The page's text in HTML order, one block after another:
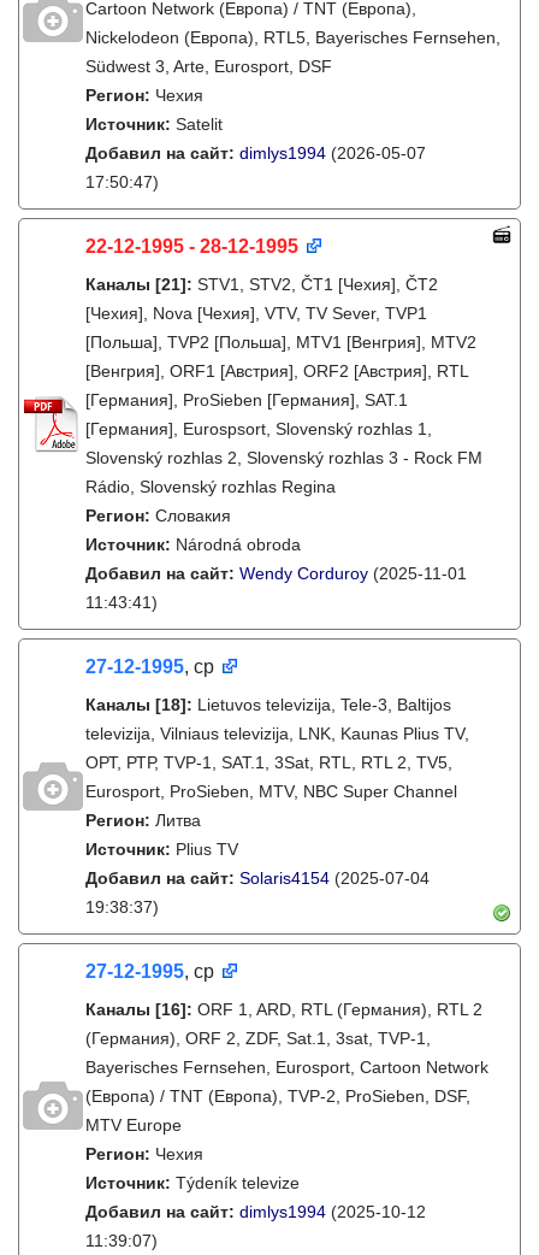
Cartoon Network (Европа) / TNT (Европа),
Nickelodeon (Европа), RTL5, Bayerisches Fernsehen,
Südwest 3, Arte, Eurosport, DSF
Регион: Чехия
Источник: Satelit
Добавил на сайт: dimlys1994 (2026-05-07
17:50:47)
22-12-1995 - 28-12-1995
Каналы [21]: STV1, STV2, ČT1 [Чехия], ČT2
[Чехия], Nova [Чехия], VTV, TV Sever, TVP1
[Польша], TVP2 [Польша], MTV1 [Венгрия], MTV2
[Венгрия], ORF1 [Австрия], ORF2 [Австрия], RTL
[Германия], ProSieben [Германия], SAT.1
[Германия], Eurospsort, Slovenský rozhlas 1,
Slovenský rozhlas 2, Slovenský rozhlas 3 - Rock FM
Rádio, Slovenský rozhlas Regina
Регион: Словакия
Источник: Národná obroda
Добавил на сайт: Wendy Corduroy (2025-11-01
11:43:41)
27-12-1995, ср
Каналы [18]: Lietuvos televizija, Tele-3, Baltijos
televizija, Vilniaus televizija, LNK, Kaunas Plius TV,
ОРТ, РТР, TVP-1, SAT.1, 3Sat, RTL, RTL 2, TV5,
Eurosport, ProSieben, MTV, NBC Super Channel
Регион: Литва
Источник: Plius TV
Добавил на сайт: Solaris4154 (2025-07-04
19:38:37)
27-12-1995, ср
Каналы [16]: ORF 1, ARD, RTL (Германия), RTL 2
(Германия), ORF 2, ZDF, Sat.1, 3sat, TVP-1,
Bayerisches Fernsehen, Eurosport, Cartoon Network
(Европа) / TNT (Европа), TVP-2, ProSieben, DSF,
MTV Europe
Регион: Чехия
Источник: Týdeník televize
Добавил на сайт: dimlys1994 (2025-10-12
11:39:07)